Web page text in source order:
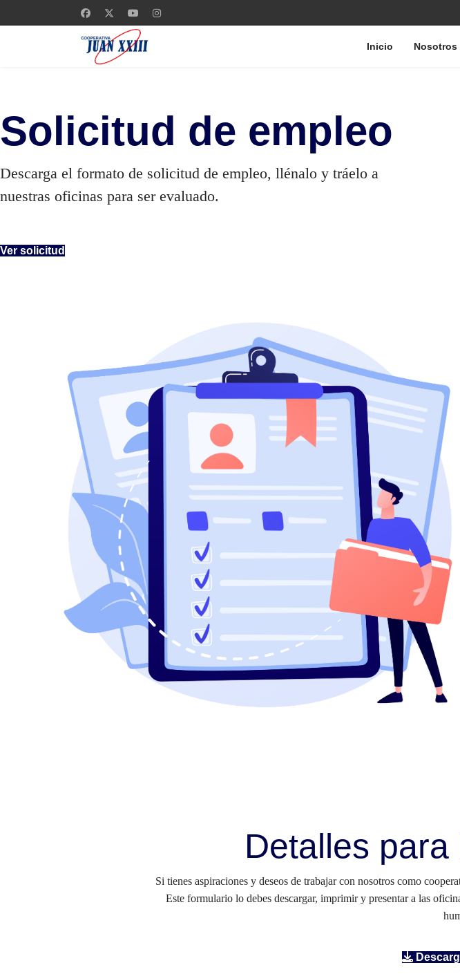
Inicio Nosotros
Solicitud de empleo
Descarga el formato de solicitud de empleo, llénalo y tráelo a
nuestras oficinas para ser evaluado.
Ver solicitud
Detalles
Si tienes aspiraciones y deseos de trabajar con nosotros como
Este formulario lo debes descargar, imprimir y presentar a las